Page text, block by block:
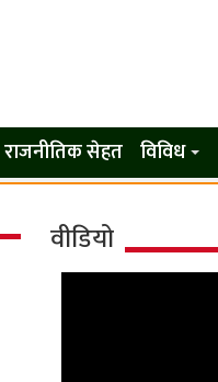
राजनीतिक सेहत विविध
वीडियो